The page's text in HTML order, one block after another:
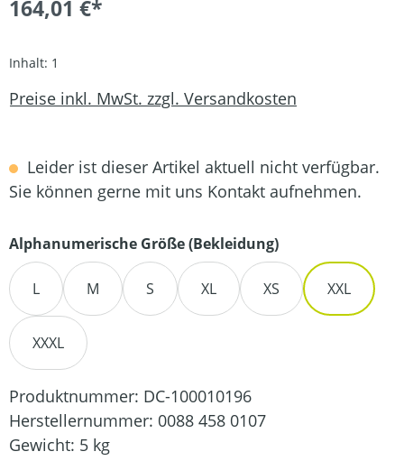
164,01 €*
Inhalt: 1
Preise inkl. MwSt. zzgl. Versandkosten
Leider ist dieser Artikel aktuell nicht verfügbar.
Sie können gerne mit uns Kontakt aufnehmen.
Alphanumerische Größe (Bekleidung)auswählen
L M S XL XS XXL
XXXL
Produktnummer: DC-100010196
Herstellernummer: 0088 458 0107
Gewicht: 5 kg